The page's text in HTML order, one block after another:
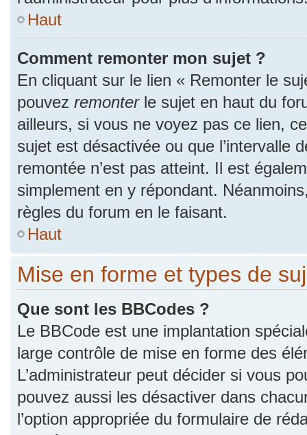
Haut
Comment remonter mon sujet ?
En cliquant sur le lien « Remonter le
pouvez remonterle sujet en haut du
ailleurs, si vous ne voyez pas ce lien,
sujet est désactivée ou que l’intervalle
remontée n’est pas atteint. Il est
simplement en y répondant.
règles du forum en le faisant.
Haut
Mise en forme et types de
Que sont les BBCodes ?
Le BBCode est une implantation
large contrôle de mise en forme des
L’administrateur peut décider si vous
pouvez aussi les désactiver dans
l’option appropriée du formulaire de